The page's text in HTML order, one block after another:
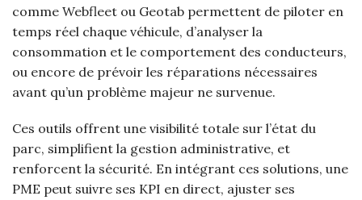
comme Webfleet ou Geotab permettent de piloter en
temps réel chaque véhicule, d’analyser la
consommation et le comportement des conducteurs,
ou encore de prévoir les réparations nécessaires
avant qu’un problème majeur ne survenue.
Ces outils offrent une visibilité totale sur l’état du
parc, simplifient la gestion administrative, et
renforcent la sécurité. En intégrant ces solutions, une
PME peut suivre ses KPI en direct, ajuster ses